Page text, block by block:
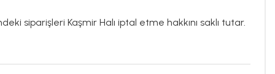
siparişleri Kaşmir Halı iptal etme hakkını saklı tutar.